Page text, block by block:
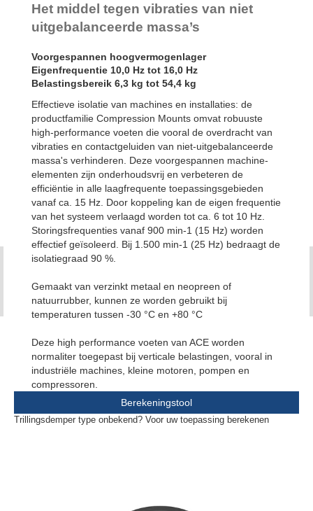
Het middel tegen vibraties van niet
uitgebalanceerde massa’s
Voorgespannen hoogvermogenlager
Eigenfrequentie 10,0 Hz tot 16,0 Hz
Belastingsbereik 6,3 kg tot 54,4 kg
Effectieve isolatie van machines en installaties: de
productfamilie Compression Mounts omvat robuuste
high-performance voeten die vooral de overdracht van
vibraties en contactgeluiden van niet-uitgebalanceerde
massa's verhinderen. Deze voorgespannen machine-
elementen zijn onderhoudsvrij en verbeteren de
efficiëntie in alle laagfrequente toepassingsgebieden
vanaf ca. 15 Hz. Door koppeling kan de eigen frequentie
van het systeem verlaagd worden tot ca. 6 tot 10 Hz.
Storingsfrequenties vanaf 900 min-1 (15 Hz) worden
effectief geïsoleerd. Bij 1.500 min-1 (25 Hz) bedraagt de
isolatiegraad 90 %.
Gemaakt van verzinkt metaal en neopreen of
natuurrubber, kunnen ze worden gebruikt bij
temperaturen tussen -30 °C en +80 °C
Deze high performance voeten van ACE worden
normaliter toegepast bij verticale belastingen, vooral in
industriële machines, kleine motoren, pompen en
compressoren.
Berekeningstool
Trillingsdemper type onbekend? Voor uw toepassing berekenen